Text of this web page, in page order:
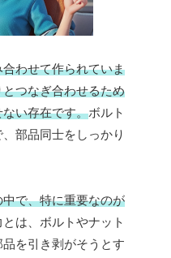
わせて作られていま
つなぎ合わせるため
い存在です。ボルト
部品同士をしっかり
で、特に重要なのが
は、ボルトやナット
を引き剥がそうとす